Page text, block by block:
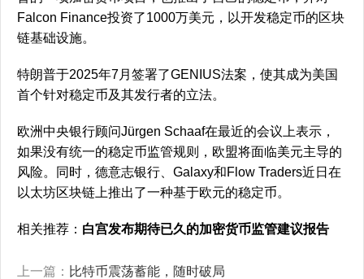
Falcon Finance投资了1000万美元，以开发稳定币的区块
链基础设施。
特朗普于2025年7月签署了GENIUS法案，使其成为美国
首个针对稳定币及其发行者的立法。
欧洲中央银行顾问Jürgen Schaaf在最近的会议上表示，
如果没有统一的稳定币监管规则，欧盟将面临美元主导的
风险。同时，德意志银行、Galaxy和Flow Traders近日在
以太坊区块链上推出了一种基于欧元的稳定币。
相关推荐： 白宫发布期待已久的加密货币监管建议报告
上一篇： 比特币震荡蓄能，随时破局